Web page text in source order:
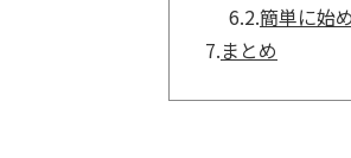
6.2.簡単に始
7.まとめ